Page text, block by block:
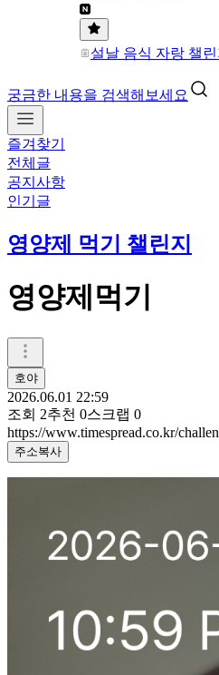
설날 음식 자랑 챌린
궁금한 내용을 검색해보세요
즐겨찾기
전체글
공지사항
인기글
영양제 먹기 챌린지
영양제먹기
호야
2026.06.01 22:59
조회 2추천 0스크랩 0
https://www.timespread.co.kr/
주소복사